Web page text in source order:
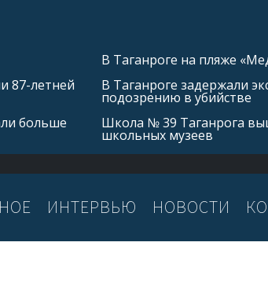
87-летней
больше
В Таганроге на пляже
В Таганроге задержали
подозрению в убийстве
Школа № 39 Таганрога
школьных музеев
ИНТЕРВЬЮ НОВОСТИ